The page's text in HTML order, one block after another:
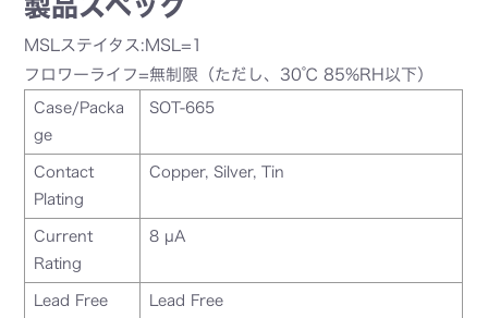
製品スペック
MSLステイタス:MSL=1
フロワーライフ=無制限（ただし、30℃ 85%RH以下）
Case/Packa
ge
SOT-665
Contact
Plating
Copper, Silver, Tin
Current
Rating
8 µA
Lead Free Lead Free